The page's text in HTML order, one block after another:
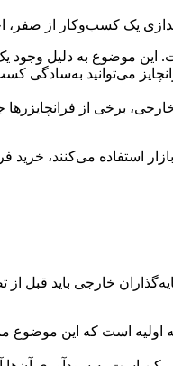
یک کسب‌وکار از صفر،
این موضوع به دلیل
می‌توانید به‌سادگی
برخی از فرانچایزرها
استفاده می‌کنند،
خارجی باید قبل
اولیه است که این